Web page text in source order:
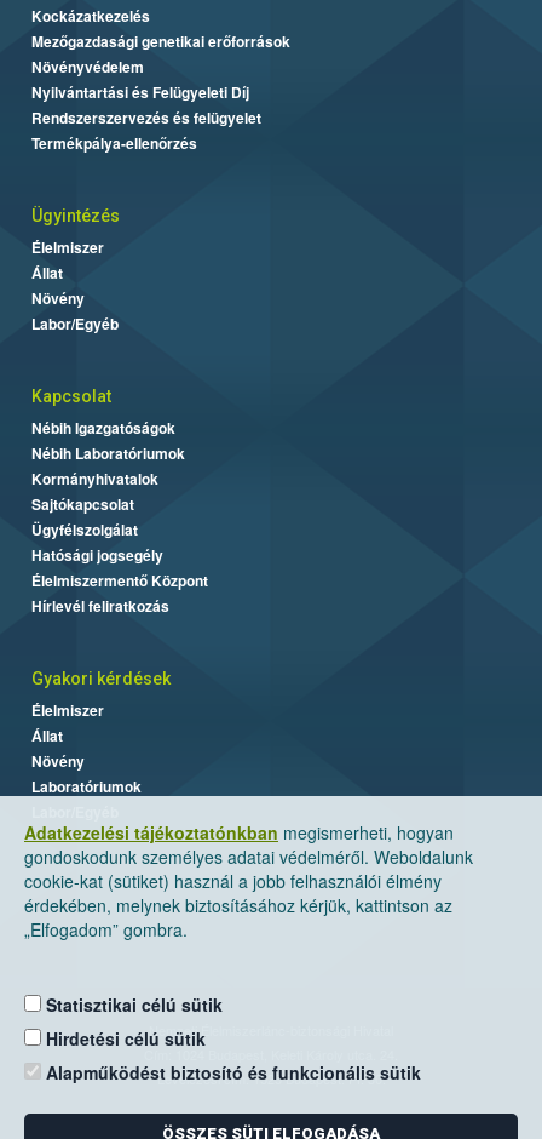
Adatkezelési tájékoztatónkban megismerheti, hogyan
gondoskodunk személyes adatai védelméről. Weboldalunk
cookie-kat (sütiket) használ a jobb felhasználói élmény
érdekében, melynek biztosításához kérjük, kattintson az
„Elfogadom” gombra.
Statisztikai célú sütik
Hirdetési célú sütik
Alapműködést biztosító és funkcionális sütik
ÖSSZES SÜTI ELFOGADÁSA
Kockázatkezelés
Mezőgazdasági genetikai erőforrások
Növényvédelem
Nyilvántartási és Felügyeleti Díj
Rendszerszervezés és felügyelet
Termékpálya-ellenőrzés
Ügyintézés
Élelmiszer
Állat
Növény
Labor/Egyéb
Kapcsolat
Nébih Igazgatóságok
Nébih Laboratóriumok
Kormányhivatalok
Sajtókapcsolat
Ügyfélszolgálat
Hatósági jogsegély
Élelmiszermentő Központ
Hírlevél feliratkozás
Gyakori kérdések
Élelmiszer
Állat
Növény
Laboratóriumok
Nemzeti Élelmiszerlánc-biztonsági Hivatal
Levelezési cím: 1525 Budapest. Pf. 30.